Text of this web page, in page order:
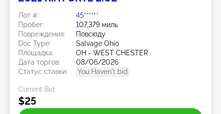
Лот #:
45******
Пробег:
107,379 миль
Повреждения:
Повсюду
Doc Type:
Salvage Ohio
Площадка:
OH - WEST CHESTER
Дата торгов:
08/06/2026
Статус ставки:
You Haven't bid
Current Bid:
$25